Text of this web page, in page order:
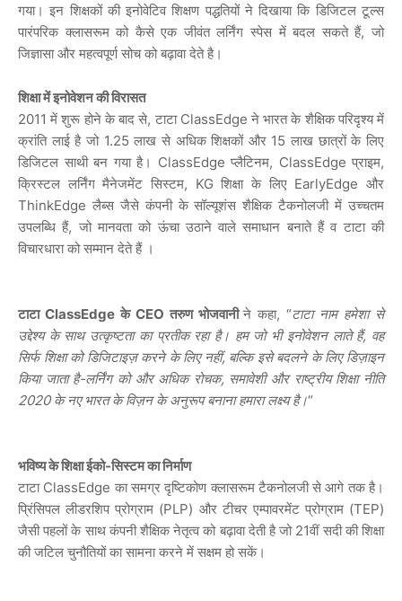
गया। इन शिक्षकों की इनोवेटिव शिक्षण पद्धतियों ने दिखाया कि डिजिटल टूल्स
पारंपरिक क्लासरूम को कैसे एक जीवंत लर्निंग स्पेस में बदल सकते हैं, जो
जिज्ञासा और महत्वपूर्ण सोच को बढ़ावा देते है।
शिक्षा में इनोवेशन की विरासत
2011 में शुरू होने के बाद से, टाटा ClassEdge ने भारत के शैक्षिक परिदृश्य में
क्रांति लाई है जो 1.25 लाख से अधिक शिक्षकों और 15 लाख छात्रों के लिए
डिजिटल साथी बन गया है। ClassEdge प्लैटिनम, ClassEdge प्राइम,
क्रिस्टल लर्निंग मैनेजमेंट सिस्टम, KG शिक्षा के लिए EarlyEdge और
ThinkEdge लैब्स जैसे कंपनी के सॉल्यूशंस शैक्षिक टैकनोलजी में उच्चतम
उपलब्धि हैं, जो मानवता को ऊंचा उठाने वाले समाधान बनाते हैं व टाटा की
विचारधारा को सम्मान देते हैं ।
टाटा ClassEdge के CEO तरुण भोजवानीने कहा, “टाटा नाम हमेशा से
उद्देश्य के साथ उत्कृष्टता का प्रतीक रहा है। हम जो भी इनोवेशन लाते हैं, वह
सिर्फ शिक्षा को डिजिटाइज़ करने के लिए नहीं, बल्कि इसे बदलने के लिए डिज़ाइन
किया जाता है-लर्निंग को और अधिक रोचक, समावेशी और राष्ट्रीय शिक्षा नीति
2020 के नए भारत के विज़न के अनुरूप बनाना हमारा लक्ष्य है।“
भविष्य के शिक्षा ईको-सिस्टम का निर्माण
टाटा ClassEdge का समग्र दृष्टिकोण क्लासरूम टैकनोलजी से आगे तक है।
प्रिंसिपल लीडरशिप प्रोग्राम (PLP) और टीचर एम्पावरमेंट प्रोग्राम (TEP)
जैसी पहलों के साथ कंपनी शैक्षिक नेतृत्व को बढ़ावा देती है जो 21वीं सदी की शिक्षा
की जटिल चुनौतियों का सामना करने में सक्षम हो सकें।